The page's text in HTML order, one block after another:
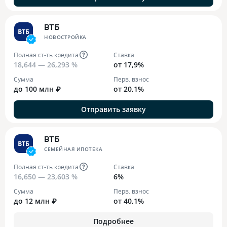
ВТБ
НОВОСТРОЙКА
Полная ст-ть кредита
18,644 — 26,293 %
Ставка
от 17,9%
Сумма
до 100 млн ₽
Перв. взнос
от 20,1%
Отправить заявку
ВТБ
СЕМЕЙНАЯ ИПОТЕКА
Полная ст-ть кредита
16,650 — 23,603 %
Ставка
6%
Сумма
до 12 млн ₽
Перв. взнос
от 40,1%
Подробнее